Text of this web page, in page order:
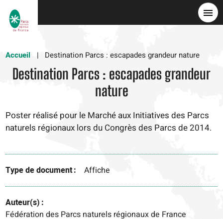
Accueil
Destination Parcs : escapades grandeur nature
Destination Parcs : escapades grandeur
nature
Poster réalisé pour le Marché aux Initiatives des Parcs
naturels régionaux lors du Congrès des Parcs de 2014.
Type de document Affiche
Auteur(s)
Fédération des Parcs naturels régionaux de France